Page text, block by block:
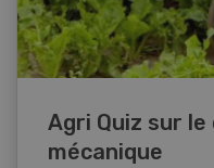
Agri Quiz sur
mécanique